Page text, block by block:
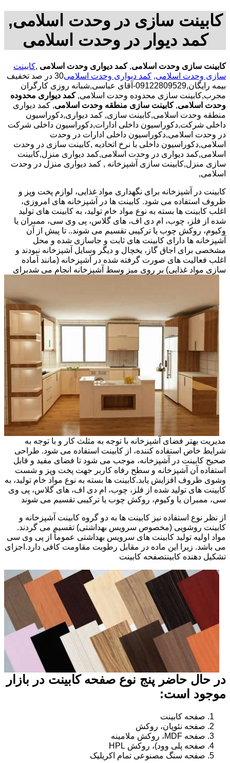
کابینت سازی در وحدت اسلامی,
کمد دیوار در وحدت اسلامی
کابینت سازی وحدت اسلامی,کمد دیواری وحدت اسلامی ,کابینت
سازی وحدت اسلامی, کمد دیواری وحدت اسلامی
30 در صد تخفیف
بیمه رایگان,09122809529-آقای عباسی,شبانه روزی کارگران
مجرب,کابینت سازی محدوده وحدت اسلامی,کمد دیواری محدوده
وحدت اسلامی, کابینت سازی منطقه وحدت اسلامی, کمد دیواری
منطقه وحدت اسلامی,کابینت سازی, کمد دیواری,دکوراسیون
داخلی شرکت,دکوراسیون داخلی ادارات,دکوراسیون داخلی شرکت
در وحدت اسلامی,دکوراسیون داخلی ادارات در وحدت
اسلامی,دکوراسیون داخلی با نرخ اتحادیه ,کابینت سازی در وحدت
اسلامی,کمد دیواری در وحدت اسلامی,کمد دیواری منزل,کابینت
سازی منزل,کابینت سازی آشپزخانه , کمد دیواری منزل در وحدت
اسلامی,
کابینت در آشپزخانه برای نگهداری مواد غذایی، لوازم پخت وپز و
ظروف استفاده می شود. کابینت ها در آشپزخانه های امروزی،
اغلب کابینت ها بسته به نوع مواد خام تولید، به کابینت های تولید
شده از فلز، چوب، ام دی اف، های گلاس، پی وی سی، ممبران یا
وکیوم، روکش چوب یا ترکیبی تقسیم می شوند.. تا پیش از آن
آشپزخانه ها دارای کابینت های ثابت و جاسازی شده و محل
مشخصی برای اجاق گاز، یخچال و دیگر وسایل آشپزخانه نبودند و
اغلب فعالیت های صورت گرفته شده در آشپزخانه (مانند آماده
سازی مواد غذایی) بر روی میز وسط آشپزخانه انجام می شدبرای
مدیریت بهتر فضای آشپزخانه با توجه به مثلث کار و با توجه به
شرایط خاص استفاده کننده، از کابینت استفاده می شود. طراحی
صحیح کابینت در آشپزخانه، موجب می شود تا فضای مفید و قابل
استفاده آن آشپزخانه و سطح رفاه کاربر جهت پخت وپز و شست
وشوی ظروف افزایش یابد.کابینت ها بسته به نوع مواد خام تولید، به
کابینت های تولید شده از فلز، چوب، ام دی اف، های گلاس، پی وی
سی، ممبران یا وکیوم، روکش چوب یا ترکیبی تقسیم می شوند
از نظر نوع استفاده نیز کابینت ها به دو گروه کابینت آشپزخانه و
کابینت روشویی (مخصوص سرویس بهداشتی) تقسیم می گردند.
مواد اولیه تولید کابینت های سرویس بهداشتی عموماً از پی وی سی
می باشد. زیرا این ماده در مقابل رطوبت مقاومت کافی دارد.اجزای
تشکیل دهنده کابینتصفحه کابینت
در حال حاضر پنج نوع صفحه کابینت در بازار
موجود است:
صفحه کابینت
صفحه نئوپان، روکش
صفحه MDF، روکش ملامینه
صفحه پلی وود)، روکش HPL
صفحه سنگ مصنوعی تمام اکریلیک